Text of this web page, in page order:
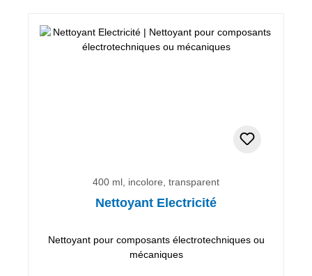
400 ml, incolore, transparent
Nettoyant Electricité
Nettoyant pour composants électrotechniques ou
mécaniques